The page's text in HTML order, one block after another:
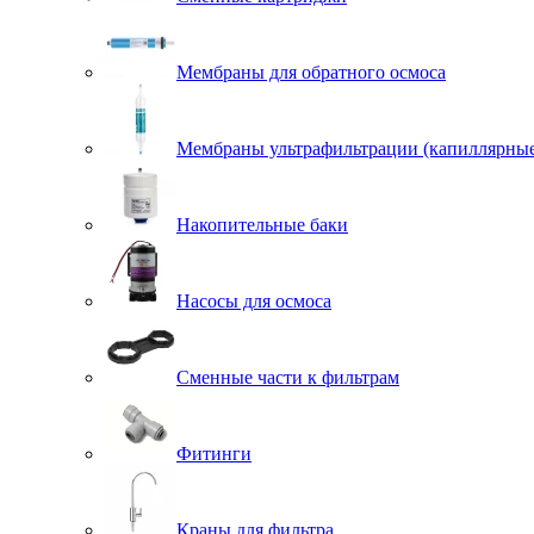
Мембраны для обратного осмоса
Мембраны ультрафильтрации
Накопительные баки
Насосы для осмоса
Сменные части к фильтрам
Фитинги
Краны для фильтра